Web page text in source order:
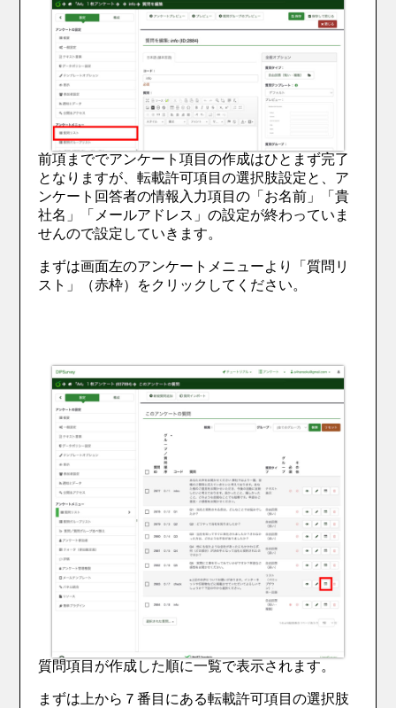
前項まででアンケート項目の作成はひとまず完了
となりますが、転載許可項目の選択肢設定と、ア
ンケート回答者の情報入力項目の 「お名前」「貴
社名」「メールアドレス」の設定が終わっていま
せんので設定していきます。
まずは画面左のアンケートメニューより「質問リ
スト」（赤枠）をクリックしてください。
質問項目が作成した順に一覧で表示されます。
まずは上から７番目にある転載許可項目の選択肢